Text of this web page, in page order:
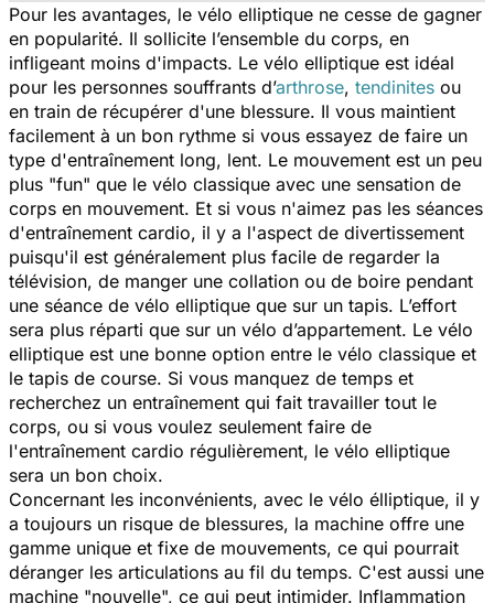
Pour les avantages, le vélo elliptique ne cesse de gagner
en popularité. Il sollicite l’ensemble du corps, en
infligeant moins d'impacts. Le vélo elliptique est idéal
pour les personnes souffrants d’arthrose, tendinites ou
en train de récupérer d'une blessure. Il vous maintient
facilement à un bon rythme si vous essayez de faire un
type d'entraînement long, lent. Le mouvement est un peu
plus "fun" que le vélo classique avec une sensation de
corps en mouvement. Et si vous n'aimez pas les séances
d'entraînement cardio, il y a l'aspect de divertissement
puisqu'il est généralement plus facile de regarder la
télévision, de manger une collation ou de boire pendant
une séance de vélo elliptique que sur un tapis. L’effort
sera plus réparti que sur un vélo d’appartement. Le vélo
elliptique est une bonne option entre le vélo classique et
le tapis de course. Si vous manquez de temps et
recherchez un entraînement qui fait travailler tout le
corps, ou si vous voulez seulement faire de
l'entraînement cardio régulièrement, le vélo elliptique
sera un bon choix.
Concernant les inconvénients, avec le vélo élliptique, il y
a toujours un risque de blessures, la machine offre une
gamme unique et fixe de mouvements, ce qui pourrait
déranger les articulations au fil du temps. C'est aussi une
machine "nouvelle", ce qui peut intimider. Inflammation